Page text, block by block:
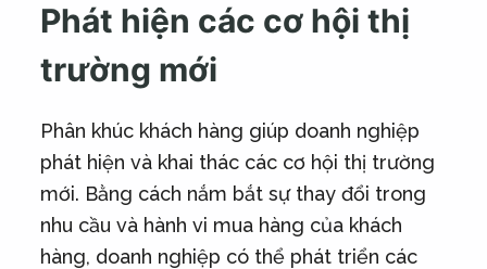
Phát hiện các cơ hội thị
trường mới
Phân khúc khách hàng giúp doanh nghiệp
phát hiện và khai thác các cơ hội thị trường
mới. Bằng cách nắm bắt sự thay đổi trong
nhu cầu và hành vi mua hàng của khách
hàng, doanh nghiệp có thể phát triển các